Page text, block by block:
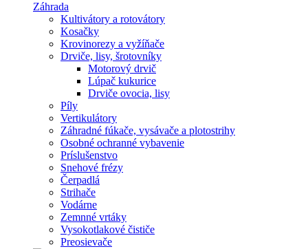
Záhrada
Kultivátory a rotovátory
Kosačky
Krovinorezy a vyžíňače
Drviče, lisy, šrotovníky
Motorový drvič
Lúpač kukurice
Drviče ovocia, lisy
Píly
Vertikulátory
Záhradné fúkače, vysávače a plotostrihy
Osobné ochranné vybavenie
Príslušenstvo
Snehové frézy
Čerpadlá
Strihače
Vodárne
Zemnné vrtáky
Vysokotlakové čističe
Preosievače